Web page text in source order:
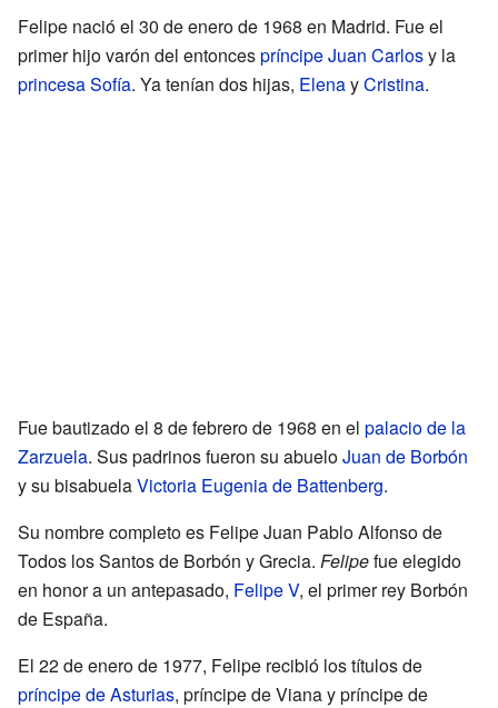
Felipe nació el 30 de enero de 1968 en Madrid. Fue el
primer hijo varón del entoncespríncipe Juan Carlosy la
princesa Sofía. Ya tenían dos hijas, ElenayCristina.
Fue bautizado el 8 de febrero de 1968 en el palacio de la
Zarzuela. Sus padrinos fueron su abueloJuan de Borbón
y su bisabuelaVictoria Eugenia de Battenberg.
Su nombre completo es Felipe Juan Pablo Alfonso de
Todos los Santos de Borbón y Grecia. Felipefue elegido
en honor a un antepasado, Felipe V, el primer rey Borbón
de España.
El 22 de enero de 1977, Felipe recibió los títulos de
príncipe de Asturias, príncipe de Viana y príncipe de